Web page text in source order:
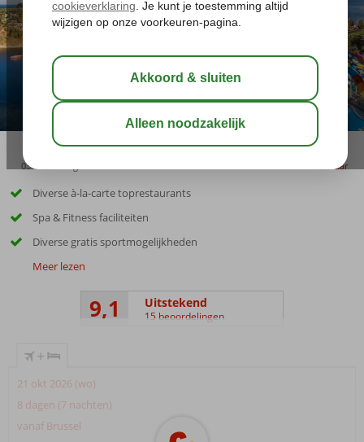
03:15 bewaar
Diverse à-la-carte toprestaurants
Spa & Fitness faciliteiten
Diverse gratis sportmogelijkheden
Meer lezen
9,1 Uitstekend
15 beoordelingen
+
21 okt 2026 (wo)
8 dagen (7 nachten)
vanaf Brussel